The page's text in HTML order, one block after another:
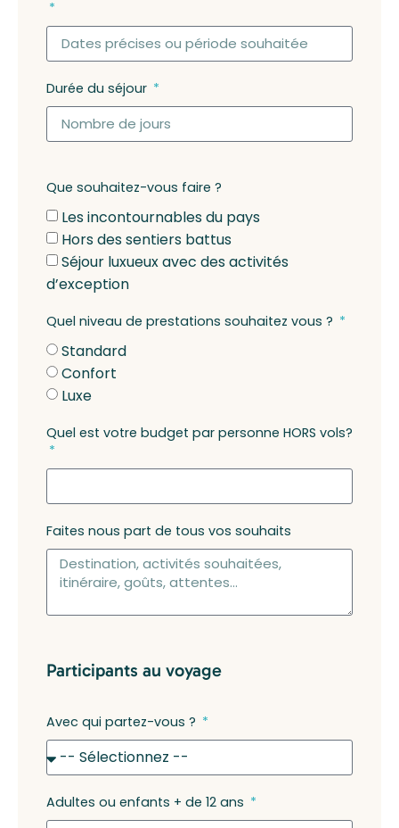
Durée du séjour
Que souhaitez-vous faire ?
Les incontournables du pays
Hors des sentiers battus
Séjour luxueux avec des activités
d’exception
Quel niveau de prestations souhaitez vous ?
Standard
Confort
Luxe
Quel est votre budget par personne HORS vols?
Faites nous part de tous vos souhaits
Participants au voyage
Avec qui partez-vous ?
Adultes ou enfants + de 12 ans